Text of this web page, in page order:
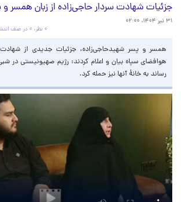
جزئیات شهادت سردار حاجی‌زاده از زبان همسر
۳۱ تیر ۱۴۰۴، ۰۲:۰۰
۰ نظر، ۰ در صف انتشار و ۳ تکراری یا غیرقابل انتشار
همسر و پسر شهیدحاجی‌زاده، جزئیات جدیدی از شهادت
هوافضای سپاه بیان و اعلام کردند: رژیم صهیونیستی در
رساند به خانۀ آنها نیز حمله کرد.